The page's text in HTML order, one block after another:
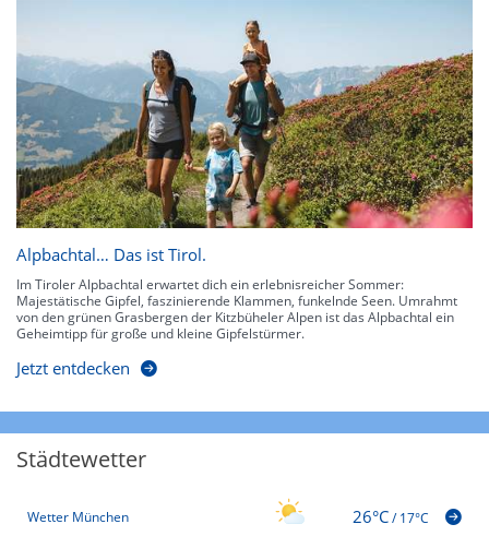
Alpbachtal… Das ist Tirol.
Im Tiroler Alpbachtal erwartet dich ein erlebnisreicher Sommer:
Majestätische Gipfel, faszinierende Klammen, funkelnde Seen. Umrahmt
von den grünen Grasbergen der Kitzbüheler Alpen ist das Alpbachtal ein
Geheimtipp für große und kleine Gipfelstürmer.
Jetzt entdecken
Städtewetter
Wetter München 26°C/17°C